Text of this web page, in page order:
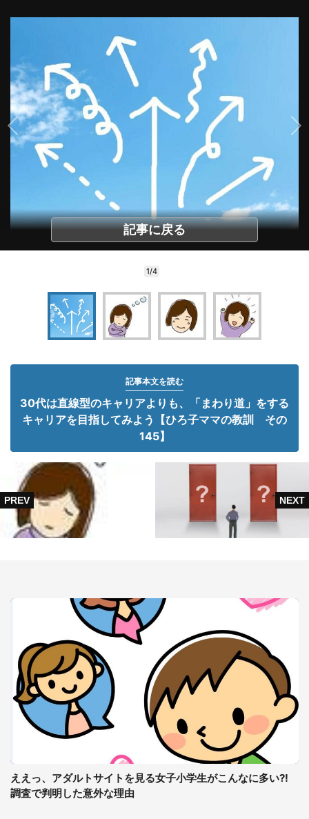
記事に戻る
1/4
記事本文を読む
30代は直線型のキャリアよりも、「まわり道」をする
キャリアを目指してみよう【ひろ子ママの教訓 その
145】
ええっ、アダルトサイトを見る女子小学生がこんなに多い?!
調査で判明した意外な理由